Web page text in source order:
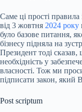
Саме ці прості
від 3 жовтня 2024 року
було базове питання,
бізнесу підняла на
Президент тоді сказав,
необхідність у
власності. Тож ми
підписати закон, який
Post scriptum